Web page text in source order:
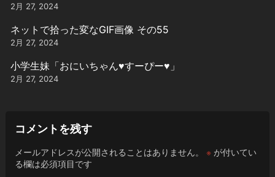
2月 27, 2024
ネットで拾った変なGIF画像 その55
2月 27, 2024
小学生妹「おにいちゃん♥️すーぴー♥️」
2月 27, 2024
コメントを残す
メールアドレスが公開されることはありません。 ※が付いてい
る欄は必須項目です